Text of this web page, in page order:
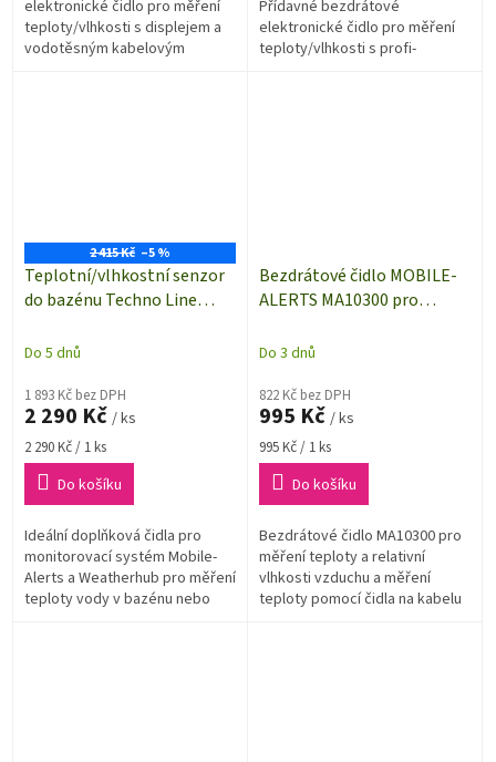
elektronické čidlo pro měření
teploty/vlhkosti s displejem a
vodotěsným kabelovým
Přídavné bezdrátové
elektronické čidlo pro měření
teploty/vlhkosti s profi-
2 415 Kč –5 %
Teplotní/vlhkostní senzor
do bazénu Techno Line
Do 5 dnů
1 893 Kč bez DPH
2 290 Kč / ks
Měrná
cena:
2 290 Kč / 1 ks
Do košíku
Ideální doplňková čidla pro
monitorovací systém Mobile-
Alerts a Weatherhub pro měření
teploty vody v bazénu nebo
Bezdrátové čidlo MOBILE-
ALERTS MA10300 pro
vlhkosti vzduchu s
Do 3 dnů
822 Kč bez DPH
995 Kč / ks
Měrná
cena:
995 Kč / 1 ks
Do košíku
Bezdrátové čidlo MA10300 pro
měření teploty a relativní
vlhkosti vzduchu a měření
teploty pomocí čidla na kabelu